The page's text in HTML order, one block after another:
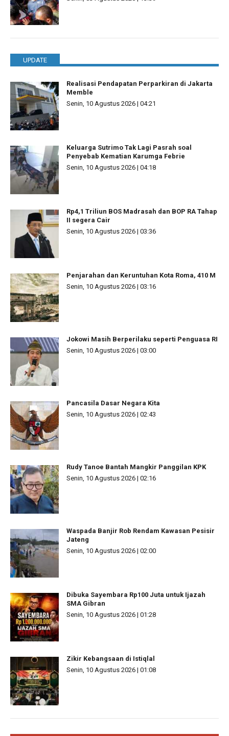
UPDATE
Realisasi Pendapatan Perparkiran di Jakarta
Memble
Senin, 10 Agustus 2026 | 04:21
Keluarga Sutrimo Tak Lagi Pasrah soal
Penyebab Kematian Karumga Febrie
Senin, 10 Agustus 2026 | 04:18
Rp4,1 Triliun BOS Madrasah dan BOP RA Tahap
II segera Cair
Senin, 10 Agustus 2026 | 03:36
Penjarahan dan Keruntuhan Kota Roma, 410 M
Senin, 10 Agustus 2026 | 03:16
Jokowi Masih Berperilaku seperti Penguasa RI
Senin, 10 Agustus 2026 | 03:00
Pancasila Dasar Negara Kita
Senin, 10 Agustus 2026 | 02:43
Rudy Tanoe Bantah Mangkir Panggilan KPK
Senin, 10 Agustus 2026 | 02:16
Waspada Banjir Rob Rendam Kawasan Pesisir
Jateng
Senin, 10 Agustus 2026 | 02:00
Dibuka Sayembara Rp100 Juta untuk Ijazah
SMA Gibran
Senin, 10 Agustus 2026 | 01:28
Zikir Kebangsaan di Istiqlal
Senin, 10 Agustus 2026 | 01:08